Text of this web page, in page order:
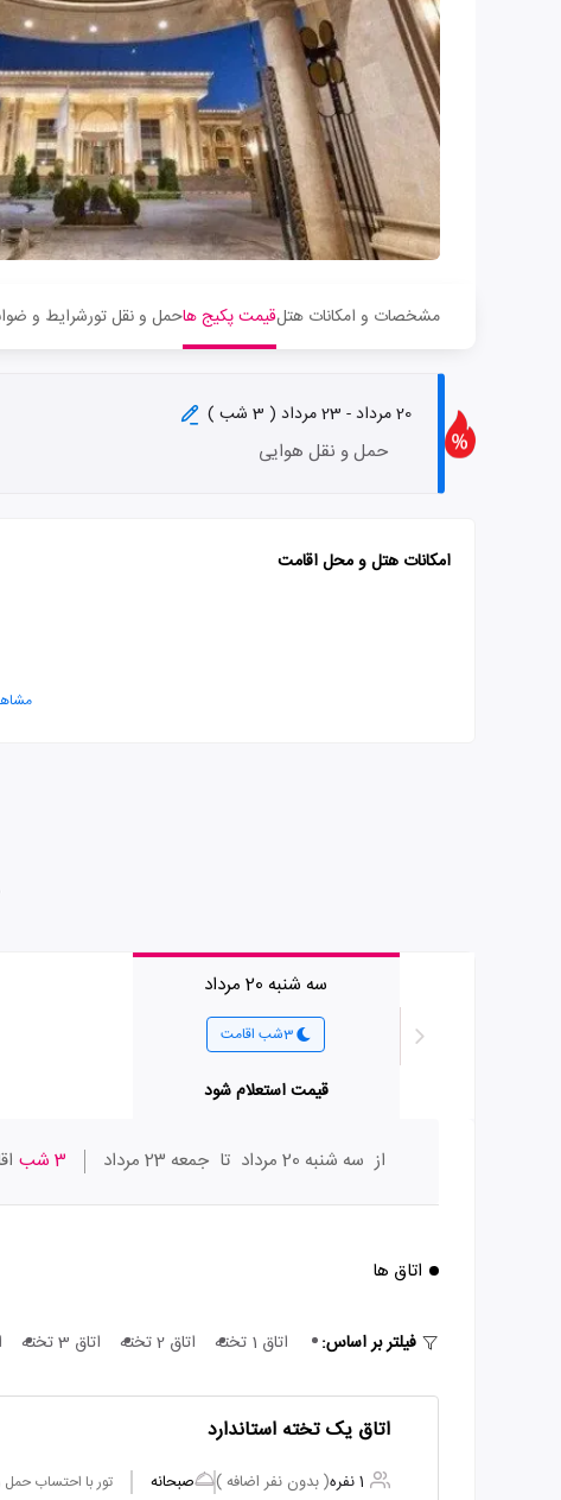
مشخصات و امکانات هتلقیمت پکیج هاحمل و نقل تورشرایط و
20 مرداد - 23 مرداد ( 3 شب )
حمل و نقل هوایی
امکانات هتل و محل اقامت
سه شنبه 20 مرداد
3شب اقامت
قیمت استعلام شود
از سه شنبه 20 مرداد تا جمعه 23 مرداد 3 شب
اتاق ها
فیلتر بر اساس: اتاق 1 تخته اتاق 2 تخته اتاق 3 تخته
اتاق یک تخته استاندارد
1 نفره ( بدون نفر اضافه ) صبحانه تور با احتساب